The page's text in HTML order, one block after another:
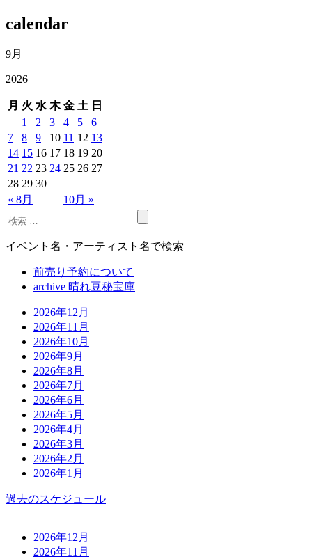
calendar
9月
2026
月 火 水 木 金 土 日
« 8月 10月 »
1 2 3 4 5
6
7
8 9 10 11 12 13
14 15 16 17 18 19 20
21 22 23 24 25 26 27
28 29 30
イベント名・アーティスト名で検索
前売り予約について
archive 晴れ豆秘宝庫
2026年12月
2026年11月
2026年10月
2026年9月
2026年8月
2026年7月
2026年6月
2026年5月
2026年4月
2026年3月
2026年2月
2026年1月
過去のスケジュール
2026年12月
2026年11月